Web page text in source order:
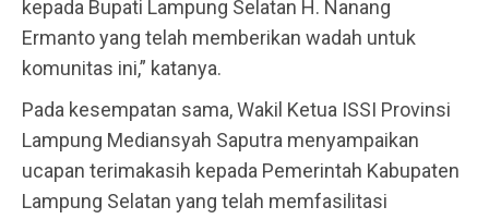
kepada Bupati Lampung Selatan H. Nanang
Ermanto yang telah memberikan wadah untuk
komunitas ini,” katanya.
Pada kesempatan sama, Wakil Ketua ISSI Provinsi
Lampung Mediansyah Saputra menyampaikan
ucapan terimakasih kepada Pemerintah Kabupaten
Lampung Selatan yang telah memfasilitasi